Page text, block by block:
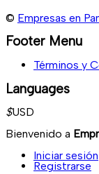
© Empresas en
Footer Menu
Términos y
Languages
$USD
Bienvenido a
Iniciar sesión
Registrarse